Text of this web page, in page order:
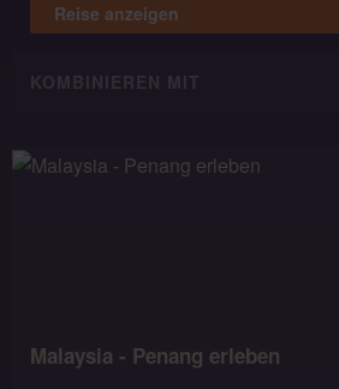
Reise anzeigen
Malaysia - Penang erleben